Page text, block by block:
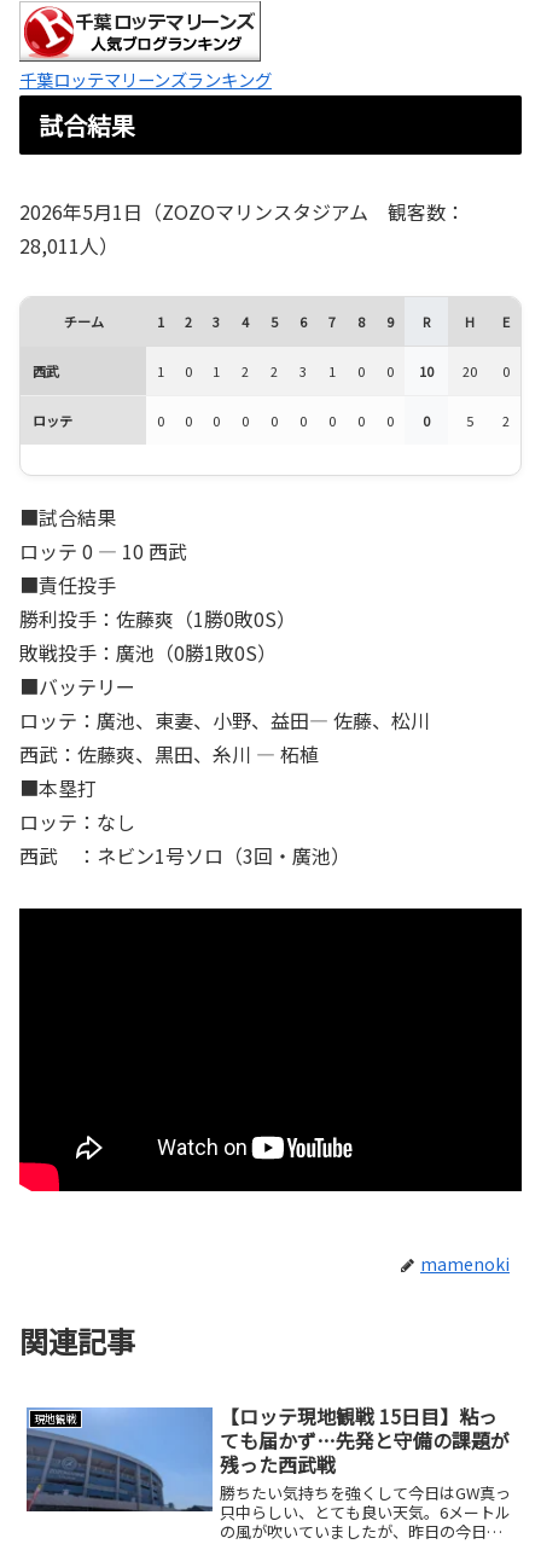
千葉ロッテマリーンズランキング
試合結果
2026年5月1日（ZOZOマリンスタジアム 観客数：
28,011人）
チーム 1 2 3 4 5 6 7 8 9 R H E
西武 1 0 1 2 2 3 1 0 0 10 20 0
ロッテ 0 0 0 0 0 0 0 0 0 0 5 2
■試合結果
ロッテ 0 ― 10 西武
■責任投手
勝利投手：佐藤爽（1勝0敗0S）
敗戦投手：廣池（0勝1敗0S）
■バッテリー
ロッテ：廣池、東妻、小野、益田― 佐藤、松川
西武：佐藤爽、黒田、糸川 ― 柘植
■本塁打
ロッテ：なし
西武 ：ネビン1号ソロ（3回・廣池）
mamenoki
関連記事
現地観戦
【ロッテ現地観戦 15日目】粘っ
ても届かず…先発と守備の課題が
残った西武戦
勝ちたい気持ちを強くして今日はGW真っ
只中らしい、とても良い天気。6メートル
の風が吹いていましたが、昨日の今日で